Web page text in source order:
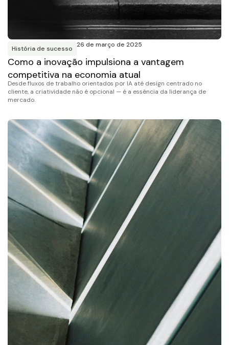
História de sucesso 26 de março de 2025
Como a inovação impulsiona a vantagem
competitiva na economia atual
Desde fluxos de trabalho orientados por IA até design centrado no
cliente, a criatividade não é opcional — é a essência da liderança de
mercado.